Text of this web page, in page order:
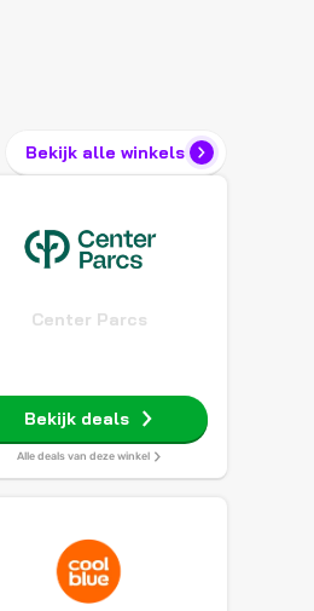
Bekijk alle winkels
Center Parcs
Bekijk deals
Alle deals van deze winkel